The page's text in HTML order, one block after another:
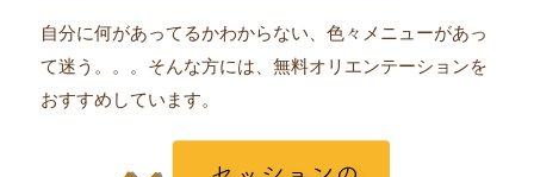
自分に何があってるかわからない、色々メニューがあっ
て迷う。。。そんな方には、無料オリエンテーションを
おすすめしています。